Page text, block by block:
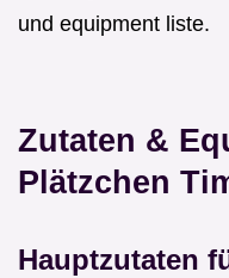
und equipment liste.
Zutaten &
Plätzchen
Hauptzutaten